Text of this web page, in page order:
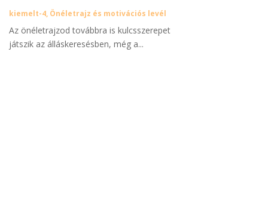
kiemelt-4, Önéletrajz és motivációs levél
Az önéletrajzod továbbra is kulcsszerepet
játszik az álláskeresésben, még a...